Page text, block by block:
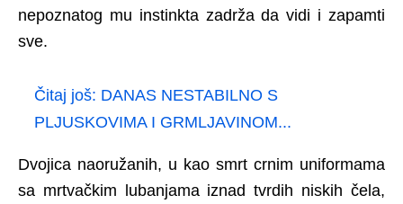
nepoznatog mu instinkta zadrža da vidi i zapamti
sve.
Čitaj još: DANAS NESTABILNO S
PLJUSKOVIMA I GRMLJAVINOM...
Dvojica naoružanih, u kao smrt crnim uniformama
sa mrtvačkim lubanjama iznad tvrdih niskih čela,